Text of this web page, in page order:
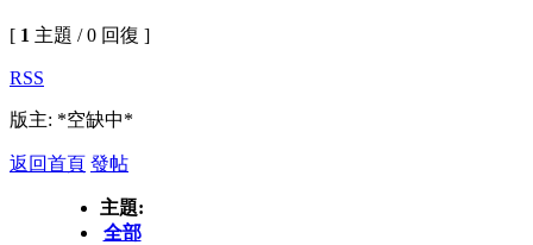
[ 1 主題 / 0 回復 ]
RSS
版主: *空缺中*
返回首頁 發帖
主題:
全部